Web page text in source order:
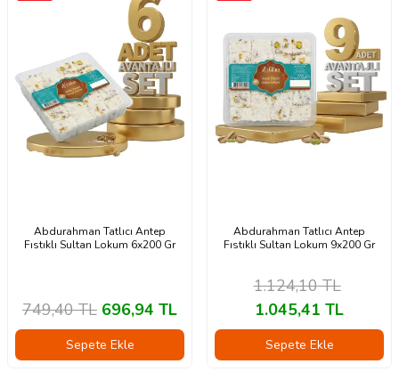
Abdurahman Tatlıcı Antep
Fıstıklı Sultan Lokum 6x200 Gr
749,40TL 696,94 TL
Sepete Ekle
Abdurahman Tatlıcı Antep
Fıstıklı Sultan Lokum 9x200 Gr
1.124,10TL
1.045,41 TL
Sepete Ekle